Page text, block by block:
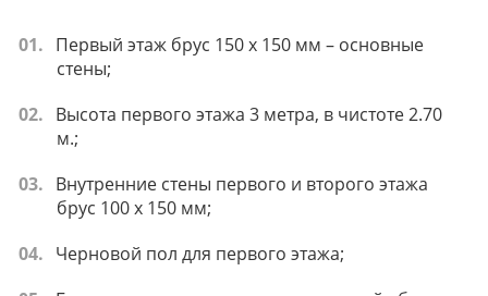
Первый этаж брус 150 х 150 мм – основные
стены;
Высота первого этажа 3 метра, в чистоте 2.70
м.;
Внутренние стены первого и второго этажа
брус 100 х 150 мм;
Черновой пол для первого этажа;